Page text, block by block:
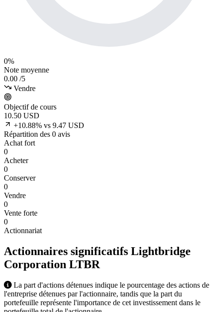
0%
Note moyenne
0.00 /5
Vendre
Objectif de cours
10.50 USD
+10.88% vs 9.47 USD
Répartition des 0 avis
Achat fort
0
Acheter
0
Conserver
0
Vendre
0
Vente forte
0
Actionnariat
Actionnaires significatifs Lightbridge
Corporation LTBR
La part d'actions détenues indique le pourcentage des actions de
l'entreprise détenues par l'actionnaire, tandis que la part du
portefeuille représente l'importance de cet investissement dans le